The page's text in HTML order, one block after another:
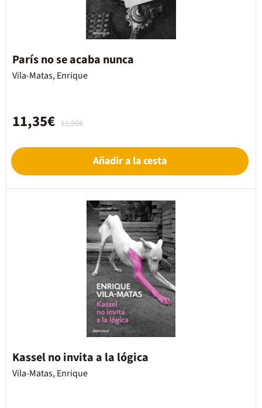
París no se acaba nunca
Vila-Matas, Enrique
11,95€
11,35€
Añadir a la cesta
Kassel no invita a la lógica
Vila-Matas, Enrique